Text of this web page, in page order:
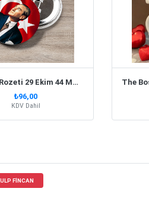
Atatürk Rozeti 29 Ekim 44 Mm 10 Adet
₺96,00
KDV Dahil
FINCAN